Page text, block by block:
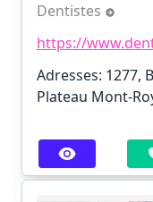
Dentistes
https://
Adresses: 1277,
Plateau Mont-